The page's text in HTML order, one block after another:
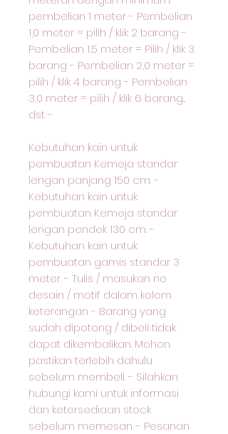
pembelian 1 meter - Pembelian
1,0 meter = pilih / klik 2 barang -
Pembelian 1,5 meter = Pilih / klik 3
barang - Pembelian 2,0 meter =
pilih / klik 4 barang - Pembelian
3,0 meter = pilih / klik 6 barang...
dst -
Kebutuhan kain untuk
pembuatan Kemeja standar
lengan panjang 150 cm. -
Kebutuhan kain untuk
pembuatan Kemeja standar
lengan pendek 130 cm. -
Kebutuhan kain untuk
pembuatan gamis standar 3
meter. - Tulis / masukan no
desain / motif dalam kolom
keterangan - Barang yang
sudah dipotong / dibeli tidak
dapat dikembalikan. Mohon
pastikan terlebih dahulu
sebelum membeli. - Silahkan
hubungi kami untuk informasi
dan ketersediaan stock
sebelum memesan. - Pesanan